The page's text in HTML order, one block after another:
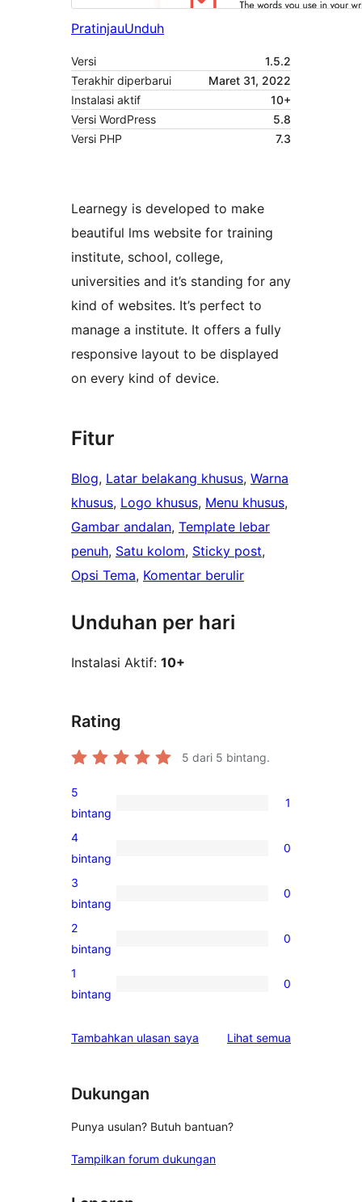
PratinjauUnduh
Versi
1.5.2
Terakhir diperbarui
Maret 31, 2022
Instalasi aktif
10+
Versi WordPress
5.8
Versi PHP
7.3
Learnegy is developed to make
beautiful lms website for training
institute, school, college,
universities and it’s standing for any
kind of websites. It’s perfect to
manage a institute. It offers a fully
responsive layout to be displayed
on every kind of device.
Fitur
Blog, Latar belakang khusus, Warna
khusus, Logo khusus, Menu khusus
Gambar andalan, Template lebar
penuh, Satu kolom, Sticky post
Opsi Tema, Komentar berulir
Unduhan per hari
Instalasi Aktif: 10+
Rating
5 dari 5 bintang.
1
ulasan
5-
5
bintang
1
0
ulasan
4-
4
bintang
0
0
ulasan
3-
3
bintang
0
0
ulasan
2-
2
bintang
0
0
1-
1
bintang
0
Tambahkan ulasan saya Lihat semua
Dukungan
Punya usulan? Butuh bantuan?
Tampilkan forum dukungan